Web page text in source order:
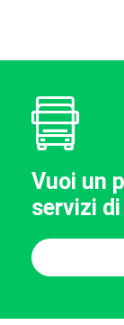
Vuoi un
servizi